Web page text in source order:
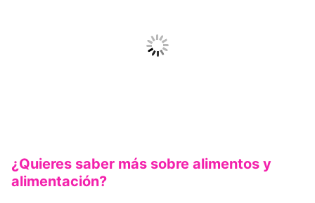
¿Quieres saber más sobre alimentos y
alimentación?